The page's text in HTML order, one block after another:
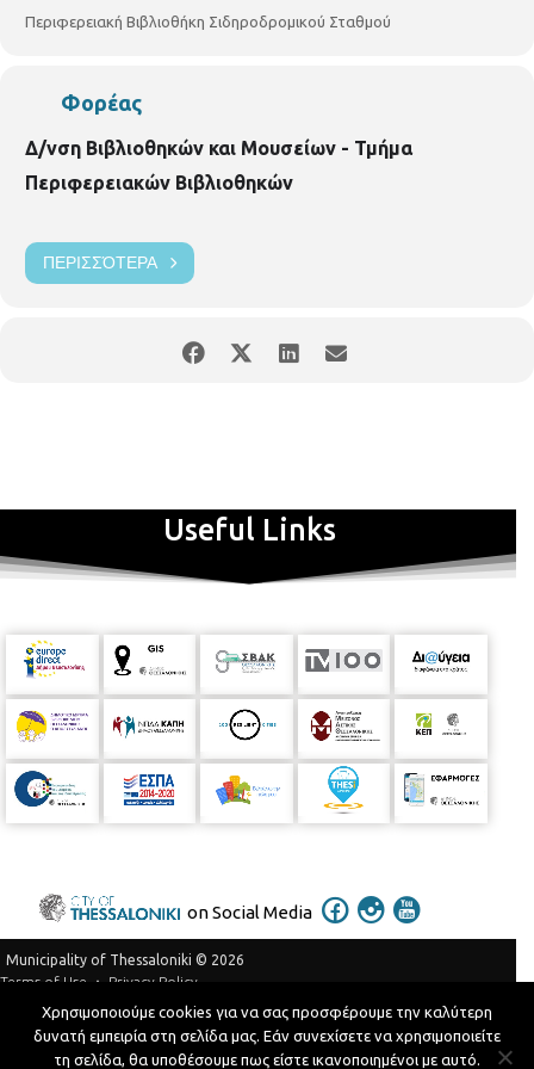
Περιφερειακή Βιβλιοθήκη Σιδηροδρομικού Σταθμού
Φορέας
Δ/νση Βιβλιοθηκών και Μουσείων - Τμήμα
Περιφερειακών Βιβλιοθηκών
ΠΕΡΙΣΣΌΤΕΡΑ
Useful Links
on Social Media
Municipality of Thessaloniki © 2026
Terms of Use
Privacy Policy
Telephone Catalog
Developed byMyCompany Projects
Χρησιμοποιούμε cookies για να σας προσφέρουμε την καλύτερη
δυνατή εμπειρία στη σελίδα μας. Εάν συνεχίσετε να χρησιμοποιείτε
τη σελίδα, θα υποθέσουμε πως είστε ικανοποιημένοι με αυτό.